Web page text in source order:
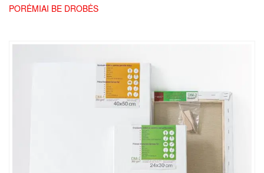
PORĖMIAI BE DROBĖS